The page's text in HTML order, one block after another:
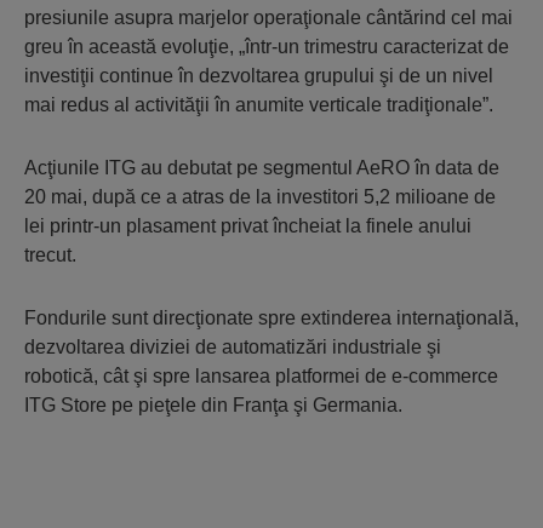
presiunile asupra marjelor operaţionale cântărind cel mai
greu în această evoluţie, „într-un trimestru caracterizat de
investiţii continue în dezvoltarea grupului şi de un nivel
mai redus al activităţii în anumite verticale tradiţionale”.
Acţiunile ITG au debutat pe segmentul AeRO în data de
20 mai, după ce a atras de la investitori 5,2 milioane de
lei printr-un plasament privat încheiat la finele anului
trecut.
Fondurile sunt direcţionate spre extinderea internaţională,
dezvoltarea diviziei de automatizări industriale şi
robotică, cât şi spre lansarea platformei de e-commerce
ITG Store pe pieţele din Franţa şi Germania.